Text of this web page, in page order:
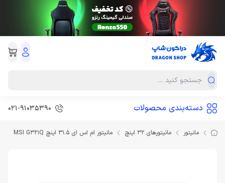
دسته‌بندی محصولات 021-91035390
مانیتور مانیتورهای 32 اینچ مانیتور ام اس ای 31.5 اینچ MSI G321Q